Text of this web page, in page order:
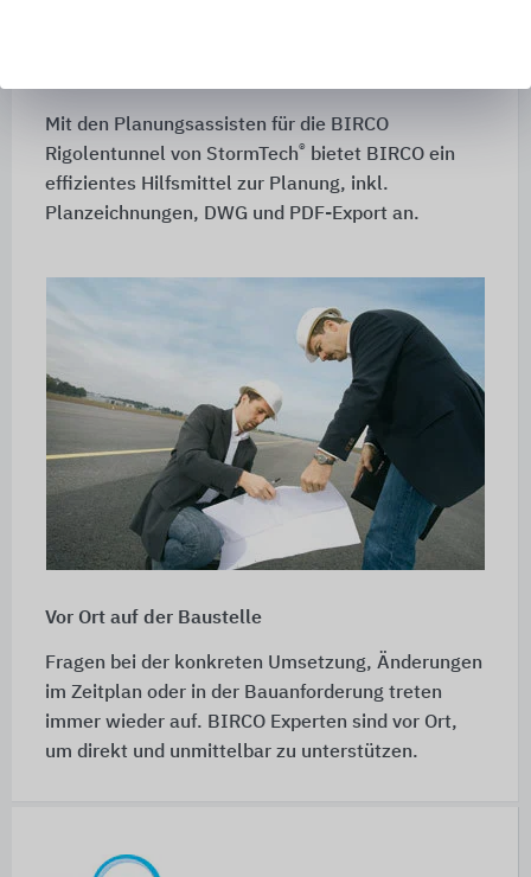
Mit den Planungsassisten für die BIRCO
Rigolentunnel von StormTech® bietet BIRCO ein
effizientes Hilfsmittel zur Planung, inkl.
Planzeichnungen, DWG und PDF-Export an.
Vor Ort auf der Baustelle
Fragen bei der konkreten Umsetzung, Änderungen
im Zeitplan oder in der Bauanforderung treten
immer wieder auf. BIRCO Experten sind vor Ort,
um direkt und unmittelbar zu unterstützen.